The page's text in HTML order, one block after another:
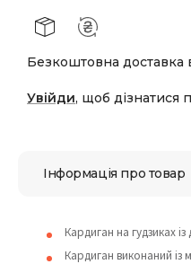
Безкоштовна доставка
Увійди, щоб дізнатися
Інформація про товар
Кардиган на гудзиках
Кардиган виконаний із